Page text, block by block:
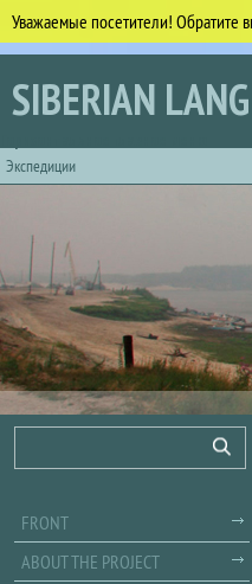
Уважаемые посетители! Обратите
Skip to main content
SIBERIAN LANG
Экспедиции
FRONT
ABOUT THE PROJECT